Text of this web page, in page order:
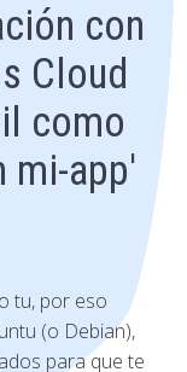
con
Cloud
como
mi-app'
tu, por eso
(o Debian),
para que te